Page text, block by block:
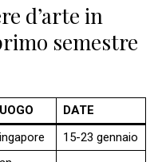
d’arte in
semestre
DATE
15-23 gennaio